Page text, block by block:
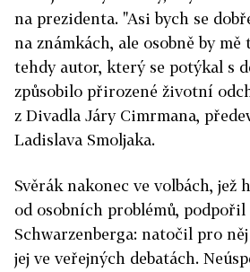
na prezidenta. "Asi bych se
na známkách, ale osobně by
tehdy autor, který se potýkal s
způsobilo přirozené životní
z Divadla Járy Cimrmana,
Ladislava Smoljaka.
Svěrák nakonec ve volbách, jež
od osobních problémů, podpořil
Schwarzenberga: natočil pro
jej ve veřejných debatách.